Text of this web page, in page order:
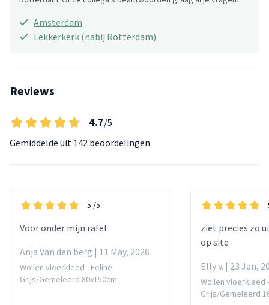
Amsterdam
Lekkerkerk (nabij Rotterdam)
Reviews
4.7/5
Gemiddelde uit 142 beoordelingen
5 /5
Voor onder mijn rafel
Anja Van den berg | 11 May, 2026
Wollen vloerkleed - Feline
Grijs/Gemeleerd 80x150cm
ziet precies zo
op site
Elly v. | 23 Jan,
Wollen vloerkleed
Grijs/Gemeleerd